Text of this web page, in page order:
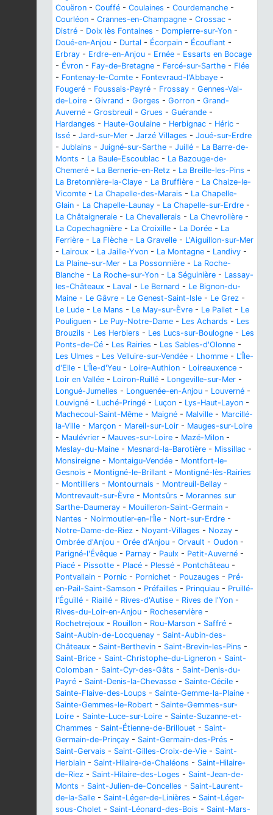
Couëron - Couffé - Coulaines - Courdemanche -
Courléon - Crannes-en-Champagne - Crossac -
Distré - Doix lès Fontaines - Dompierre-sur-Yon -
Doué-en-Anjou - Durtal - Écorpain - Écouflant -
Erbray - Erdre-en-Anjou - Ernée - Essarts en Bocage
- Évron - Fay-de-Bretagne - Fercé-sur-Sarthe - Flée
- Fontenay-le-Comte - Fontevraud-l'Abbaye -
Fougeré - Foussais-Payré - Frossay - Gennes-Val-
de-Loire - Givrand - Gorges - Gorron - Grand-
Auverné - Grosbreuil - Grues - Guérande -
Hardanges - Haute-Goulaine - Herbignac - Héric -
Issé - Jard-sur-Mer - Jarzé Villages - Joué-sur-Erdre
- Jublains - Juigné-sur-Sarthe - Juillé - La Barre-de-
Monts - La Baule-Escoublac - La Bazouge-de-
Chemeré - La Bernerie-en-Retz - La Breille-les-Pins -
La Bretonnière-la-Claye - La Bruffière - La Chaize-le-
Vicomte - La Chapelle-des-Marais - La Chapelle-
Glain - La Chapelle-Launay - La Chapelle-sur-Erdre -
La Châtaigneraie - La Chevallerais - La Chevrolière -
La Copechagnière - La Croixille - La Dorée - La
Ferrière - La Flèche - La Gravelle - L'Aiguillon-sur-Mer
- Lairoux - La Jaille-Yvon - La Montagne - Landivy -
La Plaine-sur-Mer - La Possonnière - La Roche-
Blanche - La Roche-sur-Yon - La Séguinière - Lassay-
les-Châteaux - Laval - Le Bernard - Le Bignon-du-
Maine - Le Gâvre - Le Genest-Saint-Isle - Le Grez -
Le Lude - Le Mans - Le May-sur-Èvre - Le Pallet - Le
Pouliguen - Le Puy-Notre-Dame - Les Achards - Les
Brouzils - Les Herbiers - Les Lucs-sur-Boulogne - Les
Ponts-de-Cé - Les Rairies - Les Sables-d'Olonne -
Les Ulmes - Les Velluire-sur-Vendée - Lhomme - L'Île-
d'Elle - L'Île-d'Yeu - Loire-Authion - Loireauxence -
Loir en Vallée - Loiron-Ruillé - Longeville-sur-Mer -
Longué-Jumelles - Longuenée-en-Anjou - Louverné -
Louvigné - Luché-Pringé - Luçon - Lys-Haut-Layon -
Machecoul-Saint-Même - Maigné - Malville - Marcillé-
la-Ville - Marçon - Mareil-sur-Loir - Mauges-sur-Loire
- Maulévrier - Mauves-sur-Loire - Mazé-Milon -
Meslay-du-Maine - Mesnard-la-Barotière - Missillac -
Monsireigne - Montaigu-Vendée - Montfort-le-
Gesnois - Montigné-le-Brillant - Montigné-lès-Rairies
- Montilliers - Montournais - Montreuil-Bellay -
Montrevault-sur-Èvre - Montsûrs - Morannes sur
Sarthe-Daumeray - Mouilleron-Saint-Germain -
Nantes - Noirmoutier-en-l'Île - Nort-sur-Erdre -
Notre-Dame-de-Riez - Noyant-Villages - Nozay -
Ombrée d'Anjou - Orée d'Anjou - Orvault - Oudon -
Parigné-l'Évêque - Parnay - Paulx - Petit-Auverné -
Piacé - Pissotte - Placé - Plessé - Pontchâteau -
Pontvallain - Pornic - Pornichet - Pouzauges - Pré-
en-Pail-Saint-Samson - Préfailles - Prinquiau - Pruillé-
l'Éguillé - Riaillé - Rives-d'Autise - Rives de l'Yon -
Rives-du-Loir-en-Anjou - Rocheservière -
Rochetrejoux - Rouillon - Rou-Marson - Saffré -
Saint-Aubin-de-Locquenay - Saint-Aubin-des-
Châteaux - Saint-Berthevin - Saint-Brevin-les-Pins -
Saint-Brice - Saint-Christophe-du-Ligneron - Saint-
Colomban - Saint-Cyr-des-Gâts - Saint-Denis-du-
Payré - Saint-Denis-la-Chevasse - Sainte-Cécile -
Sainte-Flaive-des-Loups - Sainte-Gemme-la-Plaine -
Sainte-Gemmes-le-Robert - Sainte-Gemmes-sur-
Loire - Sainte-Luce-sur-Loire - Sainte-Suzanne-et-
Chammes - Saint-Étienne-de-Brillouet - Saint-
Germain-de-Prinçay - Saint-Germain-des-Prés -
Saint-Gervais - Saint-Gilles-Croix-de-Vie - Saint-
Herblain - Saint-Hilaire-de-Chaléons - Saint-Hilaire-
de-Riez - Saint-Hilaire-des-Loges - Saint-Jean-de-
Monts - Saint-Julien-de-Concelles - Saint-Laurent-
de-la-Salle - Saint-Léger-de-Linières - Saint-Léger-
sous-Cholet - Saint-Léonard-des-Bois - Saint-Mars-